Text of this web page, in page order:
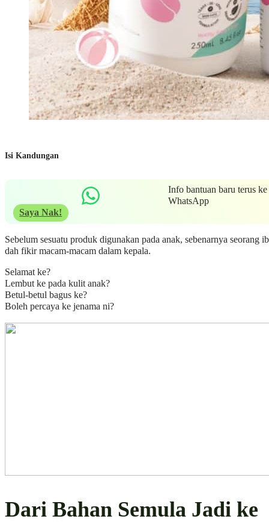
Isi Kandungan
Info bantuan baru terus ke
WhatsApp
Saya Nak!
Sebelum sesuatu produk digunakan pada anak, sebenarnya seorang
dah fikir macam-macam dalam kepala.
Selamat ke?
Lembut ke pada kulit anak?
Betul-betul bagus ke?
Boleh percaya ke jenama ni?
Dari Bahan Semula Jadi ke